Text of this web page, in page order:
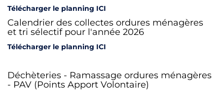
Télécharger le planning ICI
Calendrier des collectes ordures ménagères
et tri sélectif pour l'année 2026
Télécharger le planning ICI
Déchèteries - Ramassage ordures ménagères
- PAV (Points Apport Volontaire)